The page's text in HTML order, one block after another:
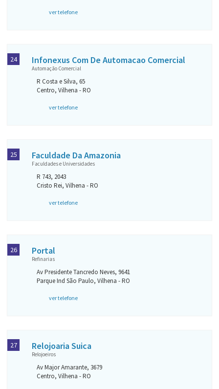
ver telefone
Infonexus Com De Automacao Comercial
Automação Comercial
R Costa e Silva, 65
Centro, Vilhena - RO
ver telefone
24
Faculdade Da Amazonia
Faculdades e Universidades
R 743, 2043
Cristo Rei, Vilhena - RO
ver telefone
25
Portal
Refinarias
Av Presidente Tancredo Neves, 9641
Parque Ind São Paulo, Vilhena - RO
ver telefone
26
Relojoaria Suica
Relojoeiros
Av Major Amarante, 3679
Centro, Vilhena - RO
27